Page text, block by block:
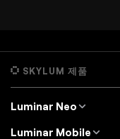
SKYLUM 제품
Luminar Neo
Luminar Mobile